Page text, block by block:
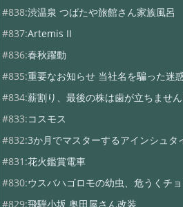
#838:渋温泉 つばたや旅館さん家族風呂
#837:Artemis II
#836:春秋躍動
#835:重要なお知らせ 当社名を騙った迷
#834:薪割り、最後の株は歯が立ちませ
#833:コスモス
#832:3か月でマスターするアインシュ
#831:花火鑑賞電車
#830:ウスバハゴロモの幼虫、危うくチ
#829:飛騨小坂 奥田屋さん改装